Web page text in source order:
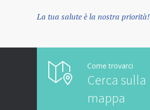
La tua salute è la nostra priorità!
Come trovarci
Cerca sulla
mappa